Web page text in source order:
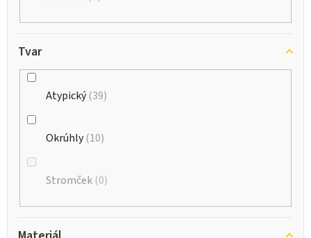
Tvar
Atypický 39
Okrúhly 10
Stromček 0